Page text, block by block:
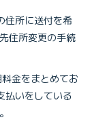
住所に送付を希
住所変更の手続
金をまとめてお
払いをしている